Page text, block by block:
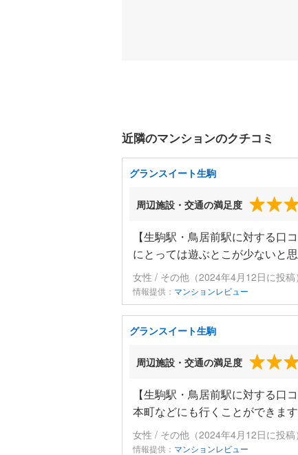
近隣のマンションのクチコミ
グランスイート生駒
周辺施設・交通の満足度
【生駒駅・鳥居前駅に対する
にとっては遊ぶとこが少ないと思
女性 / その他（2024年4月12日に投稿）
情報提供： マンションレビュー
グランスイート生駒
周辺施設・交通の満足度
【生駒駅・鳥居前駅に対する
本町などにも行くことができま
女性 / その他（2024年4月12日に投稿）
情報提供： マンションレビュー